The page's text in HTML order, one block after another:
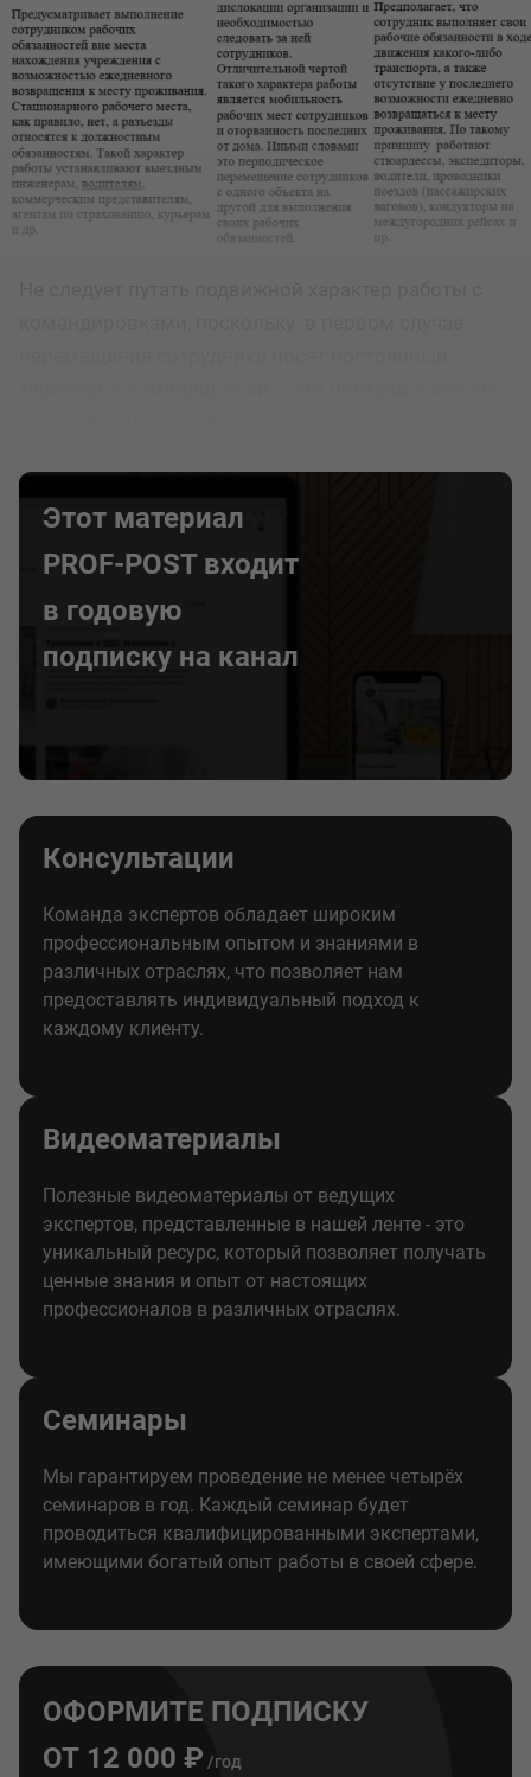
Этот материал
PROF-POST входит
в годовую
подписку на канал
Консультации
Команда экспертов обладает широким
профессиональным опытом и знаниями в
различных отраслях, что позволяет нам
предоставлять индивидуальный подход к
каждому клиенту.
Видеоматериалы
Полезные видеоматериалы от ведущих
экспертов, представленные в нашей ленте - это
уникальный ресурс, который позволяет получать
ценные знания и опыт от настоящих
профессионалов в различных отраслях.
Семинары
Мы гарантируем проведение не менее четырёх
семинаров в год. Каждый семинар будет
проводиться квалифицированными экспертами,
имеющими богатый опыт работы в своей сфере.
ОФОРМИТЕ ПОДПИСКУ
ОТ 12 000 ₽ /год